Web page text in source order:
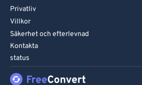
Privatliv
Villkor
Säkerhet och efterlevnad
Kontakta
status